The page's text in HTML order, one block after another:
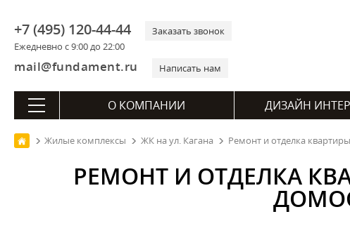
+7 (495) 120-44-44
Ежедневно с 9:00 до 22:00
Заказать звонок
mail@fundament.ru Написать нам
О КОМПАНИИ ДИЗАЙН
Жилые комплексы ЖК на ул. Кагана Ремонт и отделка
РЕМОНТ И ОТДЕЛКА